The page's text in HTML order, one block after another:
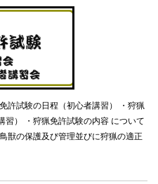
許試験の日程（初心者講習） ・狩猟
習） ・狩猟免許試験の内容 について
獣の保護及び管理並びに狩猟の適正